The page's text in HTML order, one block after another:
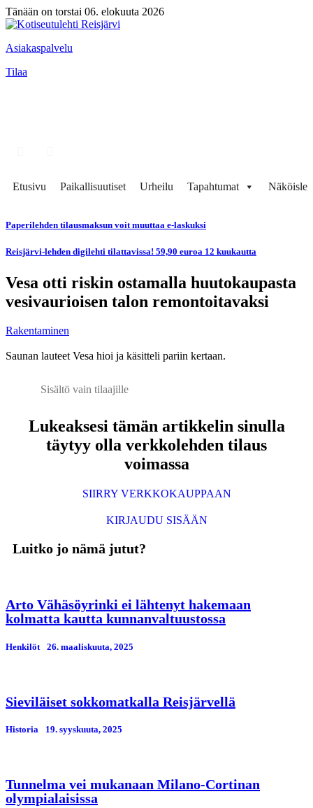
Tänään on torstai 06. elokuuta 2026
Asiakaspalvelu
Tilaa
Etusivu Paikallisuutiset Urheilu Tapahtumat
Paperilehden tilausmaksun voit muuttaa e-laskuksi
Reisjärvi-lehden digilehti tilattavissa! 59,90 euroa 12 kuukautta
Vesa otti riskin ostamalla huutokaupasta
vesivaurioisen talon remontoitavaksi
Rakentaminen
Saunan lauteet Vesa hioi ja käsitteli pariin kertaan.
Sisältö vain tilaajille
Lukeaksesi tämän artikkelin sinulla
täytyy olla verkkolehden tilaus
voimassa
SIIRRY VERKKOKAUPPAAN
KIRJAUDU SISÄÄN
Luitko jo nämä jutut?
Arto Vähäsöyrinki ei lähtenyt hakemaan
kolmatta kautta kunnanvaltuustossa
Henkilöt 26. maaliskuuta, 2025
Sieviläiset sokkomatkalla Reisjärvellä
Historia 19. syyskuuta, 2025
Tunnelma vei mukanaan Milano-Cortinan
olympialaisissa